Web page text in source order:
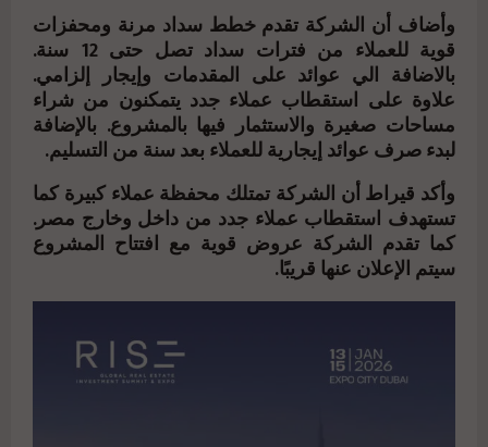
وأضاف أن الشركة تقدم خطط سداد مرنة ومحفزات
قوية للعملاء من فترات سداد تصل حتى 12 سنة.
بالاضافة الي عوائد على المقدمات وإيجار إلزامي.
علاوة على استقطاب عملاء جدد يتمكنون من شراء
مساحات صغيرة والاستثمار فيها بالمشروع. بالإضافة
لبدء صرف عوائد إيجارية للعملاء بعد سنة من التسليم.
وأكد قيراط أن الشركة تمتلك محفظة عملاء كبيرة كما
تستهدف استقطاب عملاء جدد من داخل وخارج مصر.
كما تقدم الشركة عروض قوية مع افتتاح المشروع
سيتم الإعلان عنها قريبًا.